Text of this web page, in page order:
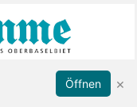
Anmelden
Öffnen ×